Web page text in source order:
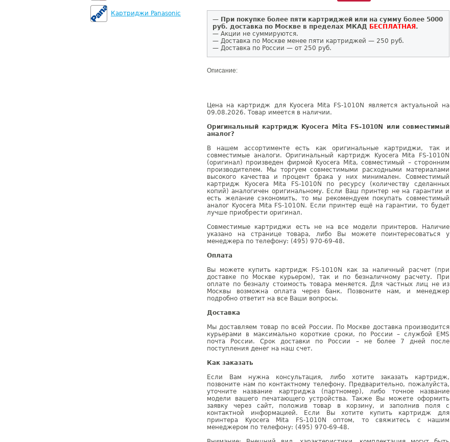
Картриджи Panasonic
— При покупке более пяти картриджей или на сумму более 5000
руб. доставка по Москве в пределах МКАД БЕСПЛАТНАЯ .
— Акции не суммируются.
— Доставка по Москве менее пяти картриджей — 250 руб.
— Доставка по России — от 250 руб.
Описание:
Цена на картридж для Kyocera Mita FS-1010N является актуальной на
09.08.2026. Товар имеется в наличии.
Оригинальный картридж Kyocera Mita FS-1010N или совместимый
аналог?
В нашем ассортименте есть как оригинальные картриджи, так и
совместимые аналоги. Оригинальный картридж Kyocera Mita FS-1010N
(оригинал) произведен фирмой Kyocera Mita, совместимый – сторонним
производителем. Мы торгуем совместимыми расходными материалами
высокого качества и процент брака у них минимален. Совместимый
картридж Kyocera Mita FS-1010N по ресурсу (количеству сделанных
копий) аналогичен оригинальному. Если Ваш принтер не на гарантии и
есть желание сэкономить, то мы рекомендуем покупать совместимый
аналог Kyocera Mita FS-1010N. Если принтер ещё на гарантии, то будет
лучше приобрести оригинал.
Совместимые картриджи есть не на все модели принтеров. Наличие
указано на странице товара, либо Вы можете поинтересоваться у
менеджера по телефону: (495) 970-69-48.
Оплата
Вы можете купить картридж FS-1010N как за наличный расчет (при
доставке по Москве курьером), так и по безналичному расчету. При
оплате по безналу стоимость товара меняется. Для частных лиц не из
Москвы возможна оплата через банк. Позвоните нам, и менеджер
подробно ответит на все Ваши вопросы.
Доставка
Мы доставляем товар по всей России. По Москве доставка производится
курьерами в максимально короткие сроки, по России – службой EMS
почта России. Срок доставки по России – не более 7 дней после
поступления денег на наш счет.
Как заказать
Если Вам нужна консультация, либо хотите заказать картридж,
позвоните нам по контактному телефону. Предварительно, пожалуйста,
уточните название картриджа (партномер), либо точное название
модели вашего печатающего устройства. Также Вы можете оформить
заявку через сайт, положив товар в корзину, и заполнив поля с
контактной информацией. Если Вы хотите купить картридж для
принтера Kyocera Mita FS-1010N оптом, то свяжитесь с нашим
менеджером по телефону: (495) 970-69-48.